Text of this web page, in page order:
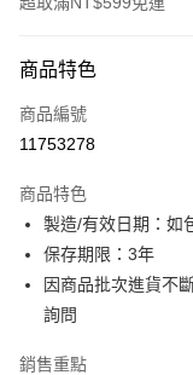
信用卡一次付款
超商取貨付款
Apple Pay
街口支付
全盈+PAY
ATM付款
商品特色
商品編號
11753278
商品特色
製造/有效日期：如
保存期限：3年
因商品批次進貨不
詢問
銷售重點